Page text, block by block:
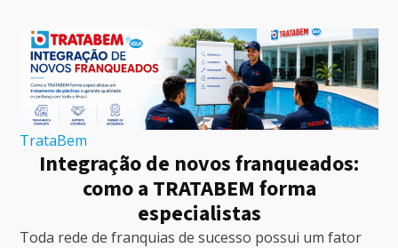
TrataBem
Integração de novos franqueados:
como a TRATABEM forma
especialistas
Toda rede de franquias de sucesso possui um fator